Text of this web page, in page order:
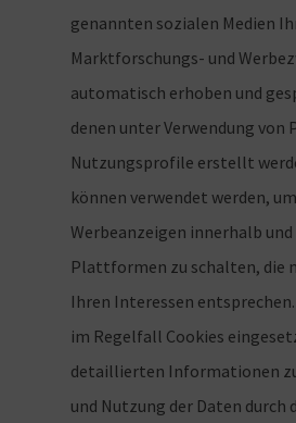
genannten sozialen Medien
Marktforschungs- und
automatisch erhoben und
denen unter Verwendung von
Nutzungsprofile erstellt
können verwendet werden,
Werbeanzeigen innerhalb
Plattformen zu schalten, die
Ihren Interessen
im Regelfall Cookies
detaillierten Informationen
und Nutzung der Daten durch